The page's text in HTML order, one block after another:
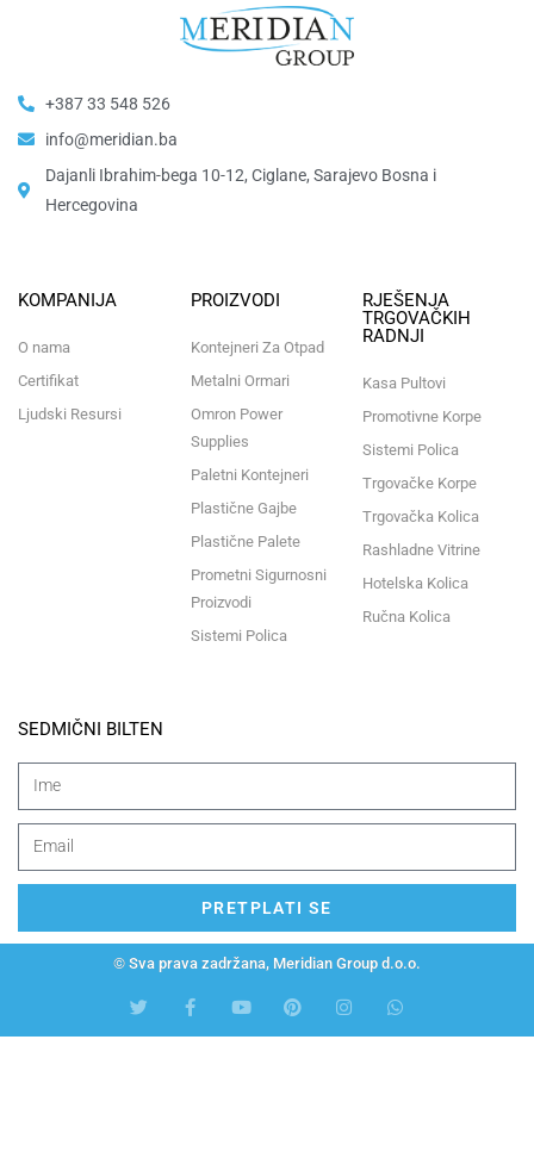
+387 33 548 526
info@meridian.ba
Dajanli Ibrahim-bega 10-12, Ciglane, Sarajevo Bosna i
Hercegovina​
KOMPANIJA
O nama
Certifikat
Ljudski Resursi
PROIZVODI
Kontejneri Za Otpad
Metalni Ormari
Omron Power
Supplies
Paletni Kontejneri
Plastične Gajbe
Plastične Palete
Prometni Sigurnosni
Proizvodi
Sistemi Polica
RJEŠENJA
TRGOVAČKIH
RADNJI
Kasa Pultovi
Promotivne Korpe
Sistemi Polica
Trgovačke Korpe
Trgovačka Kolica
Rashladne Vitrine
Hotelska Kolica
Ručna Kolica
SEDMIČNI BILTEN
PRETPLATI SE
© Sva prava zadržana, Meridian Group d.o.o.